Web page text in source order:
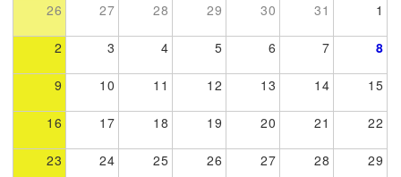
26
27 28 29 30 31 1
2 3 4 5 6 7 8
9 10 11 12 13 14 15
16 17 18 19 20 21 22
23 24 25 26 27 28 29